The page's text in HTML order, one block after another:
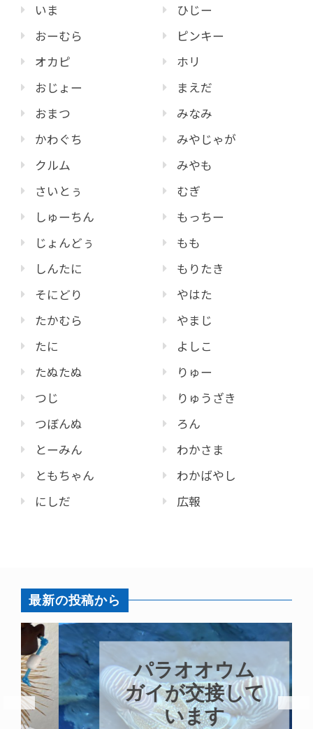
いま
おーむら
オカピ
おじょー
おまつ
かわぐち
クルム
さいとぅ
しゅーちん
じょんどぅ
しんたに
そにどり
たかむら
たに
たぬたぬ
つじ
つぼんぬ
とーみん
ともちゃん
にしだ
ひじー
ピンキー
ホリ
まえだ
みなみ
みやじゃが
みやも
むぎ
もっちー
もも
もりたき
やはた
やまじ
よしこ
りゅー
りゅうざき
ろん
わかさま
わかばやし
広報
最新の投稿から
パラオオウム
ガイが交接して
います